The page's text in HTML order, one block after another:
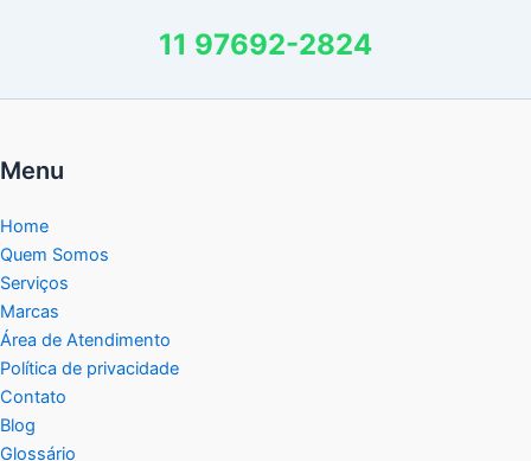
11 97692-2824
Menu
Home
Quem Somos
Serviços
Marcas
Área de Atendimento
Política de privacidade
Contato
Blog
Glossário